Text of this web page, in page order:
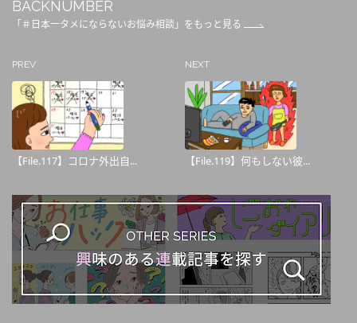
BACKNUMBER
「＃日本一タメにならないお悩み相談」をもっと見る
PREV
【File.117】コロナ外出自...
NEXT
【File.119】何もしない彼...